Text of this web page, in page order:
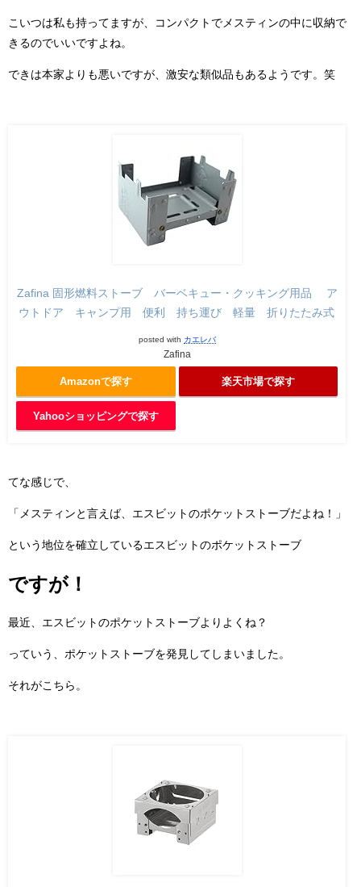
こいつは私も持ってますが、コンパクトでメスティンの中に収納で
きるのでいいですよね。
できは本家よりも悪いですが、激安な類似品もあるようです。笑
Zafina 固形燃料ストーブ バーベキュー・クッキング用品 ア
ウトドア キャンプ用 便利 持ち運び 軽量 折りたたみ式
posted with カエレバ
Zafina
Amazonで探す 楽天市場で探す
Yahooショッピングで探す
てな感じで、
「メスティンと言えば、エスビットのポケットストーブだよね！」
という地位を確立しているエスビットのポケットストーブ
ですが！
最近、エスビットのポケットストーブよりよくね？
っていう、ポケットストーブを発見してしまいました。
それがこちら。